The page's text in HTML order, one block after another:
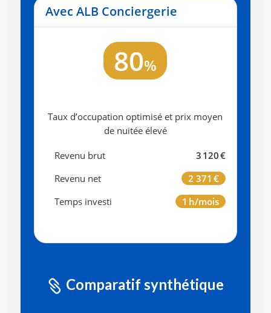
Avec ALB Conciergerie
80%
Taux d’occupation optimisé et prix moyen
de nuitée élevé
Revenu brut
3 120 €
Revenu net
2 371 €
Temps investi
1 h/mois
 Comparatif synthétique